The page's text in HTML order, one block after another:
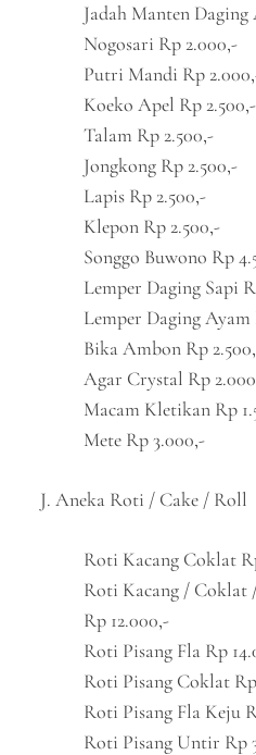
Jadah Manten Daging
Nogosari Rp 2.000,-
Putri Mandi Rp
Koeko Apel Rp 2.500,-
Talam Rp 2.500,-
Jongkong Rp 2.500,-
Lapis Rp 2.500,-
Klepon Rp 2.500,-
Songgo Buwono Rp
Lemper Daging Sapi
Lemper Daging Ayam
Bika Ambon Rp
Agar Crystal Rp
Macam Kletikan Rp
Mete Rp 3.000,-
J. Aneka Roti / Cake / Roll
Roti Kacang Coklat
Roti Kacang / Coklat
Rp 12.000,-
Roti Pisang Fla Rp
Roti Pisang Coklat
Roti Pisang Fla Keju
Roti Pisang Untir Rp